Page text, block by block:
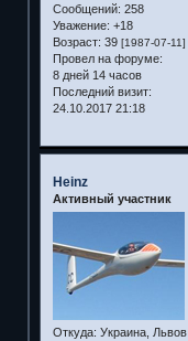
Сообщений: 258
Уважение: +18
Возраст: 39 [1987-07-11]
Провел на форуме:
8 дней 14 часов
Последний визит:
24.10.2017 21:18
Heinz
Активный участник
Откуда: Украина, Львов